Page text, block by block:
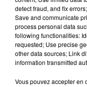
véhicule ou attelage
- Ne vous promenez
- En ville, soyez
d'objets divers.
- N'intervenez pas
aucun cas à des fils
detect fraud, and fix
Save and communicate
process personal data
following functionalities:
requested; Use precise
other data sources; Link
information transmitted
Vous pouvez accepter en